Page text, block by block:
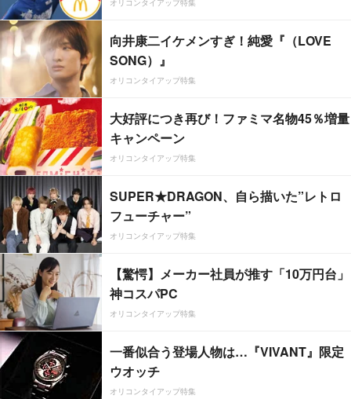
オリコンタイアップ特集
向井康二イケメンすぎ！純愛『（LOVE
SONG）』
オリコンタイアップ特集
大好評につき再び！ファミマ名物45％増量
キャンペーン
オリコンタイアップ特集
SUPER★DRAGON、自ら描いた”レトロ
フューチャー”
オリコンタイアップ特集
【驚愕】メーカー社員が推す「10万円台」
神コスパPC
オリコンタイアップ特集
一番似合う登場人物は…『VIVANT』限定
ウオッチ
オリコンタイアップ特集